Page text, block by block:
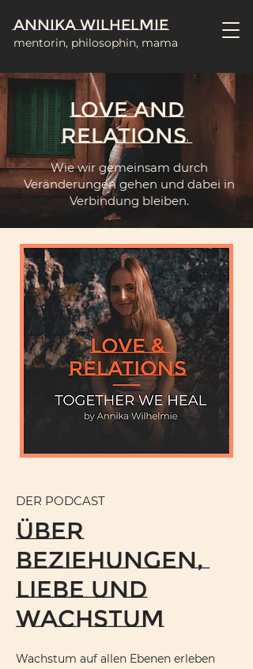
Annika Wilhelmie
mentorin, philosophin, mama
LOVE AND
RELATIONs
Wie wir gemeinsam durch
Veränderungen gehen und dabeiin
Verbindung bleiben.
DER PODCAST
ÜBER
Beziehungen,
LIEBE UND
Wachstum
Wachstum auf allen Ebenen erleben